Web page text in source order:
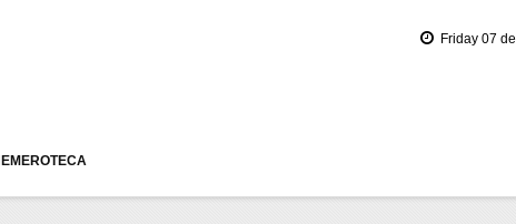
Friday 07